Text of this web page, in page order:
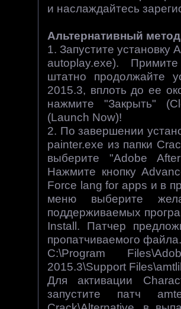
и наслаждайтесь
Альтернативный
1. Запустите
autoplay.exe).
штатно продолжайте
2015.3, вплоть до ее
нажмите "Закрыть"
(Launch Now)!
2. По завершении
painter.exe из папки
выберите "Adobe
Нажмите кнопку
Force lang for apps и в
меню выберите
поддерживаемых
Install. Патчер
пропатчиваемого
C:\Program
2015.3\Support
Для активации
запустите патч